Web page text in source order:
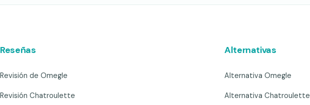
Reseñas
Revisión de Omegle
Revisión Chatroulette
Alternativas
Alternativa Omegle
Alternativa Chatroulette